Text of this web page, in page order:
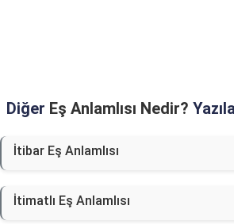
Diğer Eş Anlamlısı Nedir?
İtibar Eş Anlamlısı
İtimatlı Eş Anlamlısı